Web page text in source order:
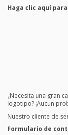
Haga clic aquí
¿Necesita una gran
logotipo? ¡Aucun
Nuestro cliente de
Formulario de